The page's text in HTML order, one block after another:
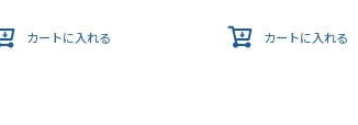
カートに入れる カートに入れる